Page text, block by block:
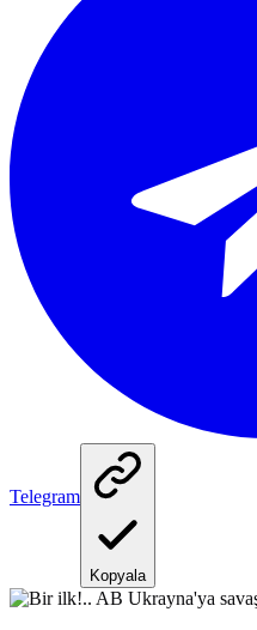
Telegram
Kopyala